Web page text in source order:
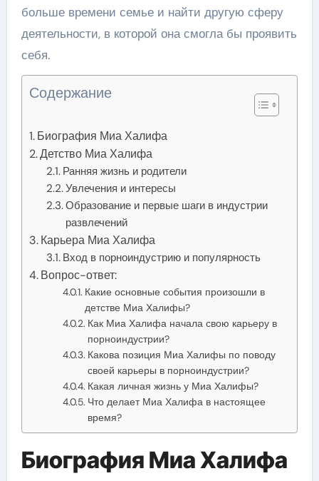
больше времени семье и найти другую сферу
деятельности, в которой она смогла бы проявить
себя.
Содержание
Биография Миа Халифа
Детство Миа Халифа
Ранняя жизнь и родители
Увлечения и интересы
Образование и первые шаги в индустрии
развлечений
Карьера Миа Халифа
Вход в порноиндустрию и популярность
Вопрос-ответ:
Какие основные события произошли в
детстве Миа Халифы?
Как Миа Халифа начала свою карьеру в
порноиндустрии?
Какова позиция Миа Халифы по поводу
своей карьеры в порноиндустрии?
Какая личная жизнь у Миа Халифы?
Что делает Миа Халифа в настоящее
время?
Биография Миа Халифа